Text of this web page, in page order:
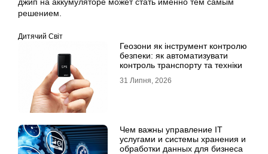
решением.
Дитячий Світ
Геозони як інструмент контролю
безпеки: як автоматизувати
контроль транспорту та техніки
31 Липня, 2026
Чем важны управление IT
услугами и системы хранения и
обработки данных для бизнеса